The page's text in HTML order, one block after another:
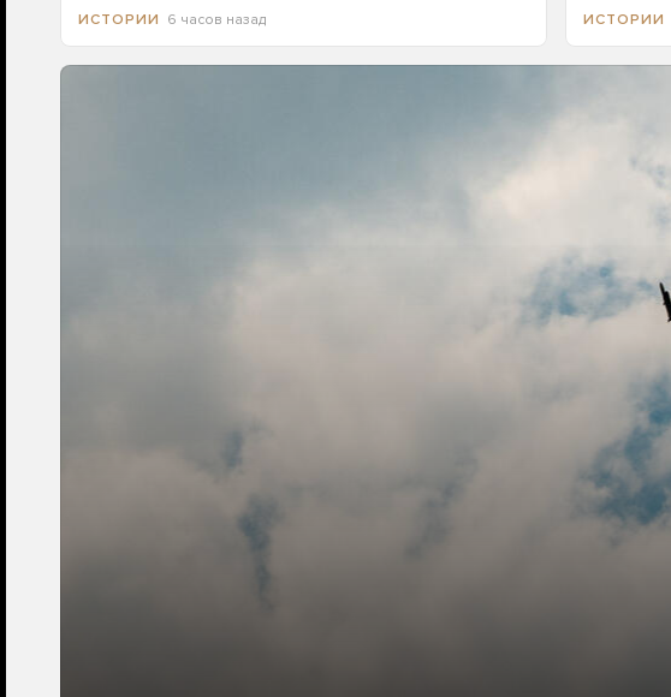
ИСТОРИИ 6 часов назад ИСТОРИИ